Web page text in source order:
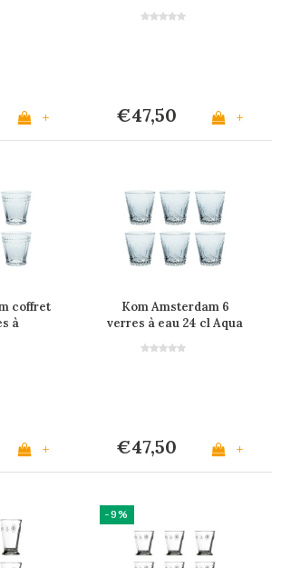
+
n°3
€47,50 +
coffret
à
+
Kom Amsterdam 6
verres à eau 24 cl Aqua
€47,50 +
-9%